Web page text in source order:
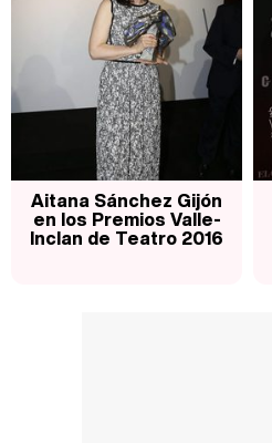
Aitana Sánchez Gijón
en los Premios Valle-
Inclan de Teatro 2016